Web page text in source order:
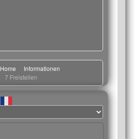
Home
Informationen
7 Freistellen